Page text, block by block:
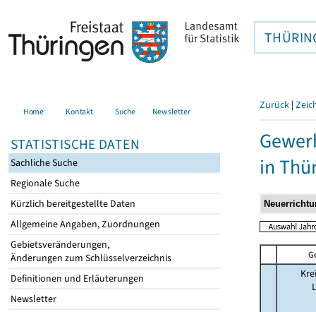
Home Kontakt Suche Newsletter
STATISTISCHE DATEN
Sachliche Suche
Regionale Suche
Kürzlich bereitgestellte Daten
Allgemeine Angaben, Zuordnungen
Gebietsveränderungen,
Änderungen zum Schlüsselverzeichnis
Definitionen und Erläuterungen
Newsletter
Zurück |
in